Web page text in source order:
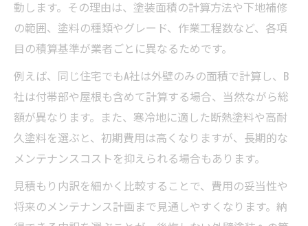
動します。その理由は、塗装面積の計算方法や下地補修
の範囲、塗料の種類やグレード、作業工程数など、各項
目の積算基準が業者ごとに異なるためです。
例えば、同じ住宅でもA社は外壁のみの面積で計算し、B
社は付帯部や屋根も含めて計算する場合、当然ながら総
額が異なります。また、寒冷地に適した断熱塗料や高耐
久塗料を選ぶと、初期費用は高くなりますが、長期的な
メンテナンスコストを抑えられる場合もあります。
見積もり内訳を細かく比較することで、費用の妥当性や
将来のメンテナンス計画まで見通しやすくなります。納